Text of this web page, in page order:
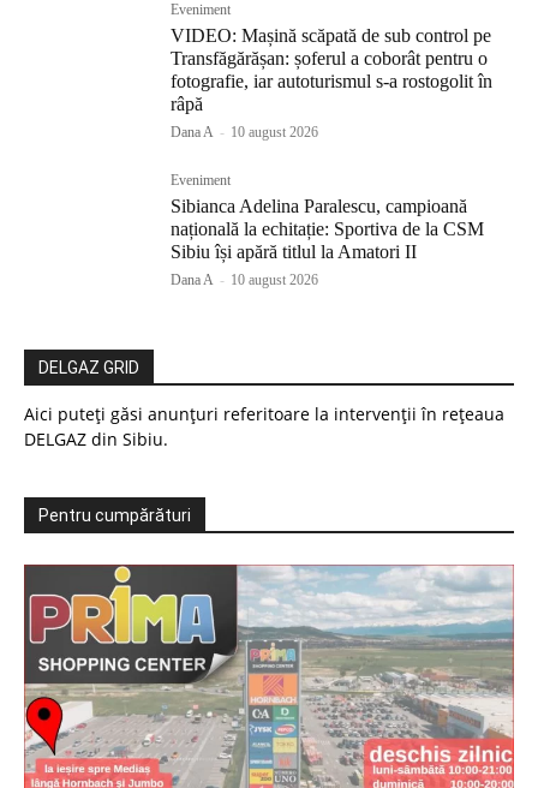
Eveniment
VIDEO: Mașină scăpată de sub control pe
Transfăgărășan: șoferul a coborât pentru o
fotografie, iar autoturismul s-a rostogolit în
râpă
Dana A - 10 august 2026
Eveniment
Sibianca Adelina Paralescu, campioană
națională la echitație: Sportiva de la CSM
Sibiu își apără titlul la Amatori II
Dana A - 10 august 2026
DELGAZ GRID
Aici puteți găsi anunțuri referitoare la intervenții în rețeaua
DELGAZ din Sibiu.
Pentru cumpărături